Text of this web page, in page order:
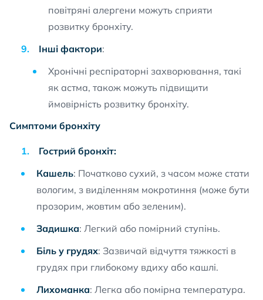
повітряні алергени можуть сприяти
розвитку бронхіту.
Інші фактори:
Хронічні респіраторні захворювання, такі
як астма, також можуть підвищити
ймовірність розвитку бронхіту.
Симптоми бронхіту
Гострий бронхіт:
Кашель: Початково сухий, з часом може стати
вологим, з виділенням мокротиння (може бути
прозорим, жовтим або зеленим).
Задишка: Легкий або помірний ступінь.
Біль у грудях: Зазвичай відчуття тяжкості в
грудях при глибокому вдиху або кашлі.
Лихоманка: Легка або помірна температура.